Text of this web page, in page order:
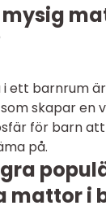
i ett barnrum
skapar en
för barn
på.
mattor i